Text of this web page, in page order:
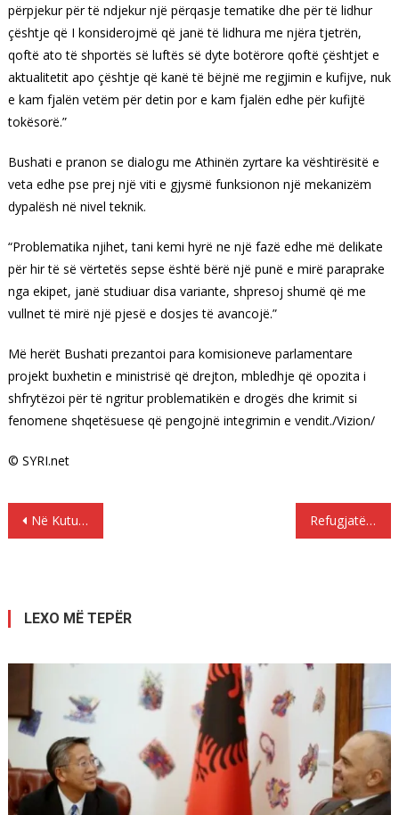
përpjekur për të ndjekur një përqasje tematike dhe për të lidhur
çështje që I konsiderojmë që janë të lidhura me njëra tjetrën,
qoftë ato të shportës së luftës së dyte botërore qoftë çështjet e
aktualitetit apo çështje që kanë të bëjnë me regjimin e kufijve, nuk
e kam fjalën vetëm për detin por e kam fjalën edhe për kufijtë
tokësorë.”
Bushati e pranon se dialogu me Athinën zyrtare ka vështirësitë e
veta edhe pse prej një viti e gjysmë funksionon një mekanizëm
dypalësh në nivel teknik.
“Problematika njihet, tani kemi hyrë ne një fazë edhe më delikate
për hir të së vërtetës sepse është bërë një punë e mirë paraprake
nga ekipet, janë studiuar disa variante, shpresoj shumë që me
vullnet të mirë një pjesë e dosjes të avancojë.”
Më herët Bushati prezantoi para komisioneve parlamentare
projekt buxhetin e ministrisë që drejton, mbledhje që opozita i
shfrytëzoi për të ngritur problematikën e drogës dhe krimit si
fenomene shqetësuese që pengojnë integrimin e vendit./Vizion/
© SYRI.net
Lëvizje
Në Kutupalong, kampi më i madh në planet i refugjateve Refugjatët sirianë skllever në fabrikat turke
LEXO MË TEPËR